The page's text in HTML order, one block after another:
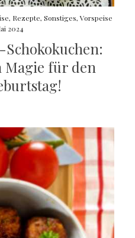
, Rezepte,Sonstiges,Vorspeise
2024
Magie für den